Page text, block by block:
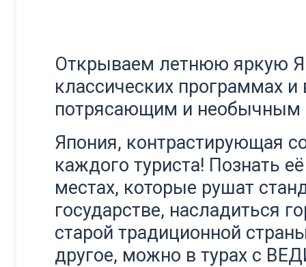
Открываем летнюю яркую
классических программах
потрясающим и необычным
Япония, контрастирующая
каждого туриста! Познать
местах, которые рушат
государстве, насладиться
старой традиционной
другое, можно в турах с